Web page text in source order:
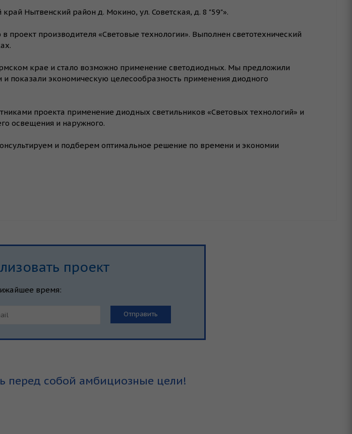
Нытвенский район д. Мокино, ул. Советская, д. 8 "59"».
производителя «Световые технологии». Выполнен светотехнический
крае и стало возможно применение светодиодных. Мы предложили
показали экономическую целесообразность применения диодного
проекта применение диодных светильников «Световых технологий» и
освещения и наружного.
и подберем оптимальное решение по времени и экономии
проект
время:
перед собой амбициозные цели!